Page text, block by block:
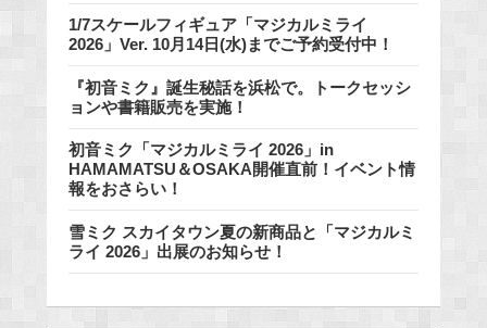
1/7スケールフィギュア「マジカルミライ
2026」Ver. 10月14日(水)までご予約受付中！
『初音ミク』誕生秘話を浜松で。トークセッシ
ョンや書籍販売を実施！
初音ミク「マジカルミライ 2026」in
HAMAMATSU＆OSAKA開催直前！イベント情
報をおさらい！
雪ミク スカイタウン夏の新商品と「マジカルミ
ライ 2026」出展のお知らせ！